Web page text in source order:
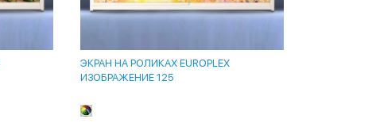
ЭКРАН НА РОЛИКАХ EUROPLEX
ИЗОБРАЖЕНИЕ 125